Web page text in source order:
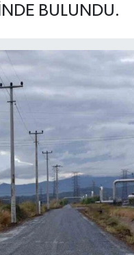
BULUNDU.